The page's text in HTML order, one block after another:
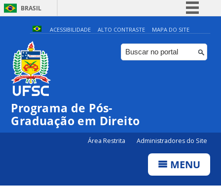
BRASIL
Simplifique!
Comunica BR
Participe
ACESSIBILIDADE ALTO CONTRASTE MAPA DO SITE
Programa de Pós-
Graduação em Direito
Área Restrita Administradores do Site
MENU